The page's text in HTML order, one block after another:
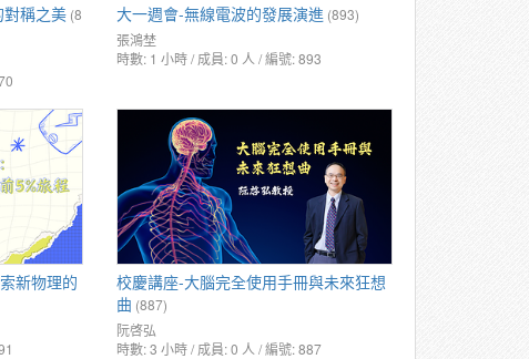
稱之美(8
大一週會-無線電波的發展演進 (893)
張鴻埜
時數: 1 小時 / 成員: 0 人 / 編號: 893
新物理的
校慶講座-大腦完全使用手冊與未來狂想
曲 (887)
阮啓弘
時數: 3 小時 / 成員: 0 人 / 編號: 887